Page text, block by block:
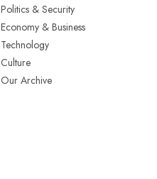
Politics & Security
Economy & Business
Technology
Culture
Our Archive